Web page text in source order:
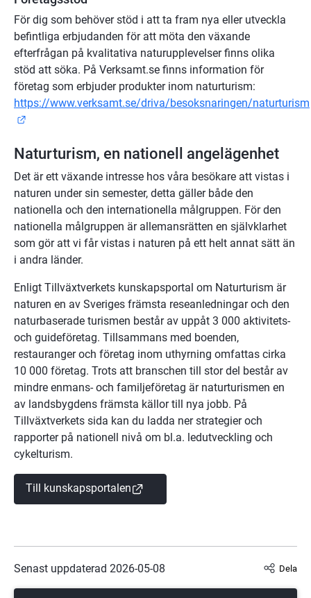
För dig som behöver stöd i att ta fram nya eller utveckla
befintliga erbjudanden för att möta den växande
efterfrågan på kvalitativa naturupplevelser finns olika
stöd att söka. På Verksamt.se finns information för
https://www.verksamt.se/driva/besoksnaringen/naturturism
Naturturism, en nationell angelägenhet
Det är ett växande intresse hos våra besökare att vistas i
naturen under sin semester, detta gäller både den
nationella och den internationella målgruppen. För den
nationella målgruppen är allemansrätten en självklarhet
som gör att vi får vistas i naturen på ett helt annat sätt än
i andra länder.
Enligt Tillväxtverkets kunskapsportal om Naturturism är
naturen en av Sveriges främsta reseanledningar och den
naturbaserade turismen består av uppåt 3 000 aktivitets-
och guideföretag. Tillsammans med boenden,
restauranger och företag inom uthyrning omfattas cirka
10 000 företag. Trots att branschen till stor del består av
mindre enmans- och familjeföretag är naturturismen en
av landsbygdens främsta källor till nya jobb. På
Tillväxtverkets sida kan du ladda ner strategier och
rapporter på nationell nivå om bl.a. ledutveckling och
cykelturism.
Till kunskapsportalen(länk till annan webbplats)
Senast uppdaterad 2026-05-08 Dela